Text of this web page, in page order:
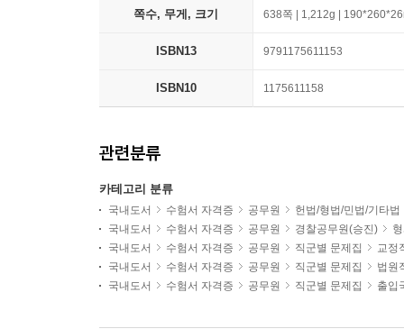
쪽수, 무게, 크기 638쪽 | 1,212g |
ISBN13 9791175611153
ISBN10 1175611158
관련분류
카테고리 분류
국내도서 수험서 자격증 공무원
헌법/형법/민법/기타법
국내도서
수험서 자격증 공무원 경찰공무원(승진)
국내도서
수험서 자격증 공무원 직군별 문제집
교정
국내도서
수험서 자격증 공무원 직군별 문제집
법원
국내도서
수험서 자격증 공무원 직군별 문제집 출입